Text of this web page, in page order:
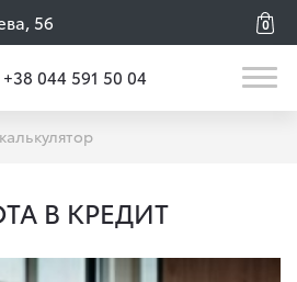
56 0
+38 044 591 50 04
В КРЕДИТ